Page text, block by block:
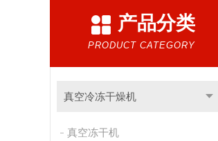
产品分类
PRODUCT CATEGORY
真空冷冻干燥机
真空冻干机